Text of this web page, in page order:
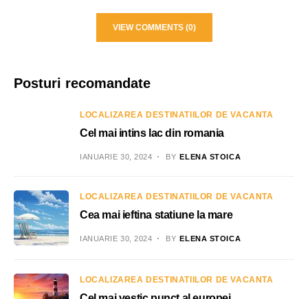
VIEW COMMENTS (0)
Posturi recomandate
LOCALIZAREA DESTINATIILOR DE VACANTA
Cel mai intins lac din romania
IANUARIE 30, 2024 BY ELENA STOICA
LOCALIZAREA DESTINATIILOR DE VACANTA
Cea mai ieftina statiune la mare
IANUARIE 30, 2024 BY ELENA STOICA
LOCALIZAREA DESTINATIILOR DE VACANTA